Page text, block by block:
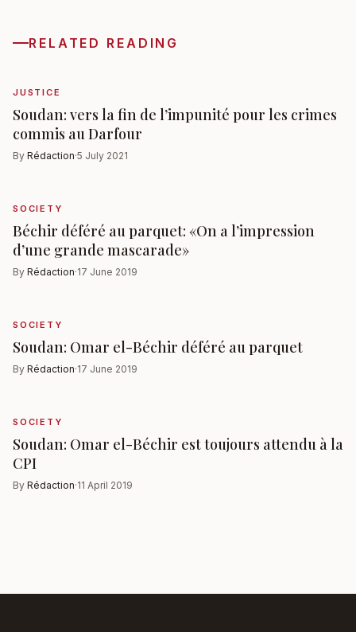
RELATED READING
JUSTICE
Soudan: vers la fin de l’impunité pour les crimes
commis au Darfour
By Rédaction·5 July 2021
SOCIETY
Béchir déféré au parquet: «On a l’impression
d’une grande mascarade»
By Rédaction·17 June 2019
SOCIETY
Soudan: Omar el-Béchir déféré au parquet
By Rédaction·17 June 2019
SOCIETY
Soudan: Omar el-Béchir est toujours attendu à la
CPI
By Rédaction·11 April 2019